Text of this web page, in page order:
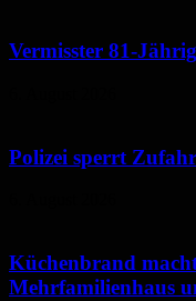
Vermisster 81-
Polizei sperrt
Küchenbrand
Mehrfamilienhaus